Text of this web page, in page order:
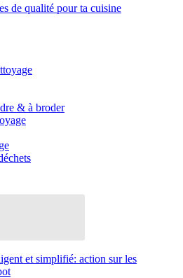
de qualité pour ta cuisine
& à broder
et simplifié: action sur les